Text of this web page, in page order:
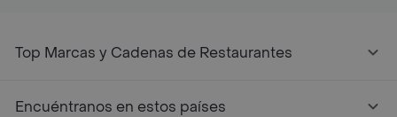
Top Marcas y Cadenas de Restaurantes
Encuéntranos en estos países